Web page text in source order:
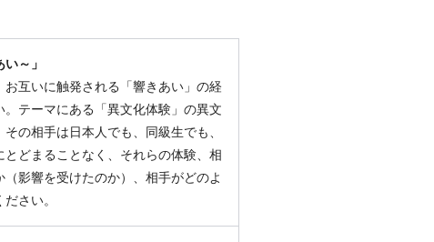
～」
互いに触発される「響きあい」の経
テーマにある「異文化体験」の異文
の相手は日本人でも、同級生でも、
どまることなく、それらの体験、相
影響を受けたのか）、相手がどのよ
さい。